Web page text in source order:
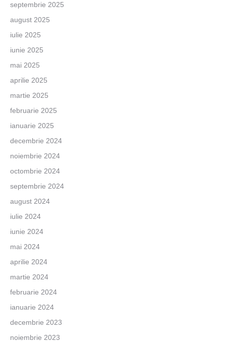
septembrie 2025
august 2025
iulie 2025
iunie 2025
mai 2025
aprilie 2025
martie 2025
februarie 2025
ianuarie 2025
decembrie 2024
noiembrie 2024
octombrie 2024
septembrie 2024
august 2024
iulie 2024
iunie 2024
mai 2024
aprilie 2024
martie 2024
februarie 2024
ianuarie 2024
decembrie 2023
noiembrie 2023